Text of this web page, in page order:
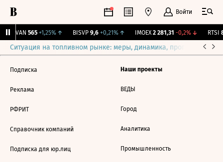
Войти
AVAN 565 +1,25%↑ BISVP 9,6 +0,21%↑ IMOEX 2 281,31 -0,2%↓ RTSI
Ситуация на топливном рынке: меры, динамика, прогнозы
Подписка
Реклама
РФРИТ
Справочник компаний
Подписка для юр.лиц
Наши проекты
ВЕДЫ
Город
Аналитика
Промышленность